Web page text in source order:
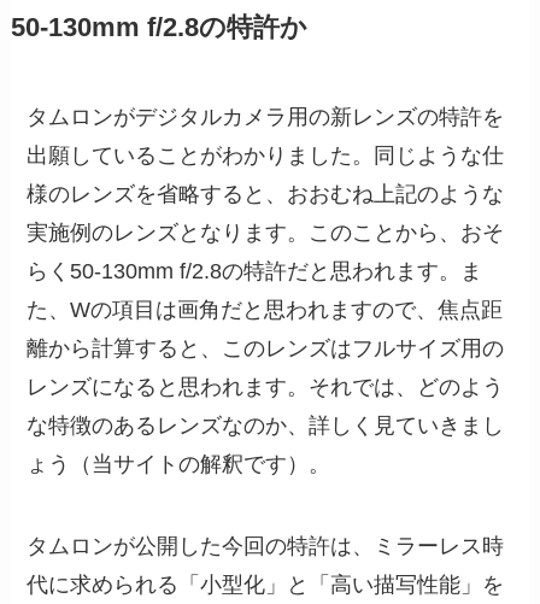
50-130mm f/2.8の特許か
タムロンがデジタルカメラ用の新レンズの特許を
出願していることがわかりました。同じような仕
様のレンズを省略すると、おおむね上記のような
実施例のレンズとなります。このことから、おそ
らく50-130mm f/2.8の特許だと思われます。ま
た、Wの項目は画角だと思われますので、焦点距
離から計算すると、このレンズはフルサイズ用の
レンズになると思われます。それでは、どのよう
な特徴のあるレンズなのか、詳しく見ていきまし
ょう（当サイトの解釈です）。
タムロンが公開した今回の特許は、ミラーレス時
代に求められる「小型化」と「高い描写性能」を